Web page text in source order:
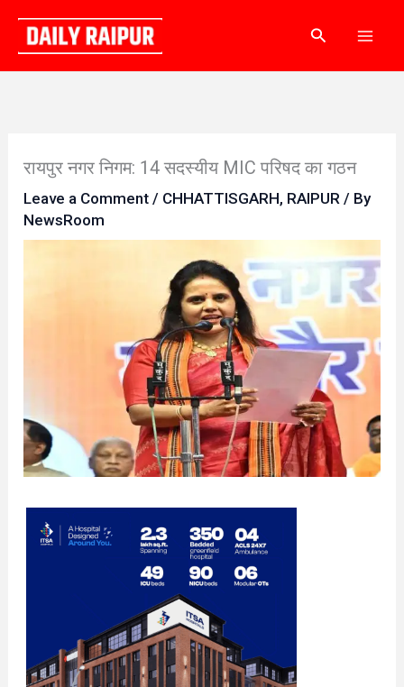
content
Search
रायपुर नगर निगम: 14 सदस्यीय MIC परिषद का गठन
Leave a Comment / CHHATTISGARH, RAIPUR / By
NewsRoom